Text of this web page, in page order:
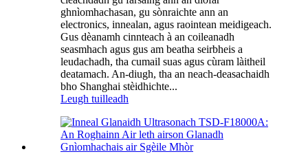
ghnìomhachasan, gu sònraichte ann an
electronics, innealan, agus raointean meidigeach.
Gus dèanamh cinnteach à an coileanadh
seasmhach agus gus am beatha seirbheis a
leudachadh, tha cumail suas agus cùram làitheil
deatamach. An-diugh, tha an neach-deasachaidh
bho Shanghai stèidhichte...
Leugh tuilleadh